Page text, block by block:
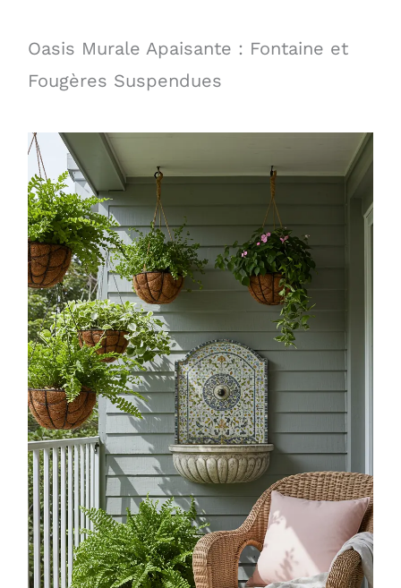
Oasis Murale Apaisante : Fontaine et
Fougères Suspendues